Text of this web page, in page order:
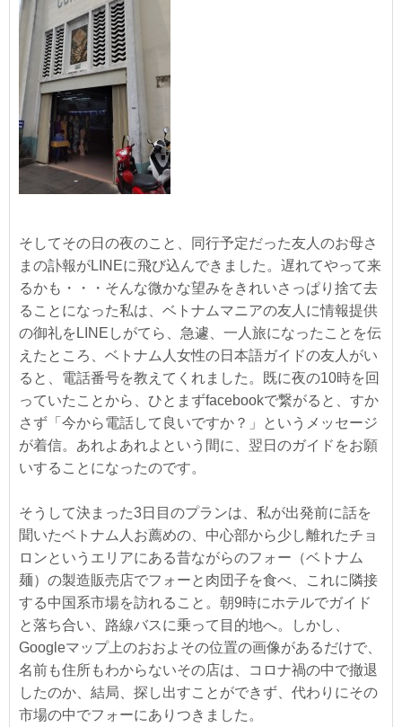
そしてその日の夜のこと、同行予定だった友人のお母さ
まの訃報がLINEに飛び込んできました。遅れてやって来
るかも・・・そんな微かな望みをきれいさっぱり捨て去
ることになった私は、ベトナムマニアの友人に情報提供
の御礼をLINEしがてら、急遽、一人旅になったことを伝
えたところ、ベトナム人女性の日本語ガイドの友人がい
ると、電話番号を教えてくれました。既に夜の10時を回
っていたことから、ひとまずfacebookで繋がると、すか
さず「今から電話して良いですか？」というメッセージ
が着信。あれよあれよという間に、翌日のガイドをお願
いすることになったのです。
そうして決まった3日目のプランは、私が出発前に話を
聞いたベトナム人お薦めの、中心部から少し離れたチョ
ロンというエリアにある昔ながらのフォー（ベトナム
麺）の製造販売店でフォーと肉団子を食べ、これに隣接
する中国系市場を訪れること。朝9時にホテルでガイド
と落ち合い、路線バスに乗って目的地へ。しかし、
Googleマップ上のおおよその位置の画像があるだけで、
名前も住所もわからないその店は、コロナ禍の中で撤退
したのか、結局、探し出すことができず、代わりにその
市場の中でフォーにありつきました。